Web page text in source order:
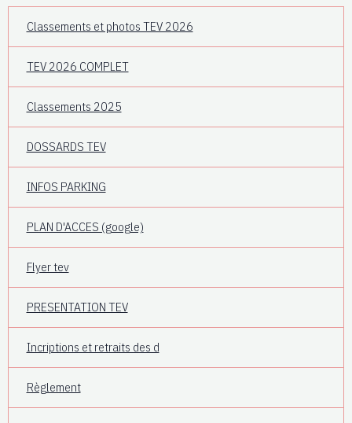
Classements et photos TEV 2026
TEV 2026 COMPLET
Classements 2025
DOSSARDS TEV
INFOS PARKING
PLAN D'ACCES (google)
Flyer tev
PRESENTATION TEV
Incriptions et retraits des d
Règlement